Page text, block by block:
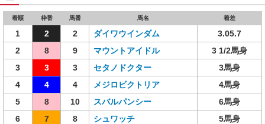
着順 枠番 馬番 馬名 着差
1 2 2 ダイワウインダム
3.05.7
2
8 9 マウントアイドル
3 1/2馬身
3
3 3 セタノドクター
3馬身
4
4 4 メジロビクトリア
4馬身
5
8 10 スバルパンシー
6馬身
6
7 8 シュワッチ
5馬身